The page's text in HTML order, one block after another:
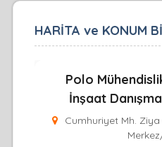
HARİTA ve KONUM
Polo
İnşaat
Cumhuriyet Mh.